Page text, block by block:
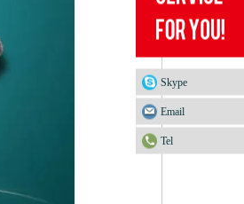
Skype
Email
Tel